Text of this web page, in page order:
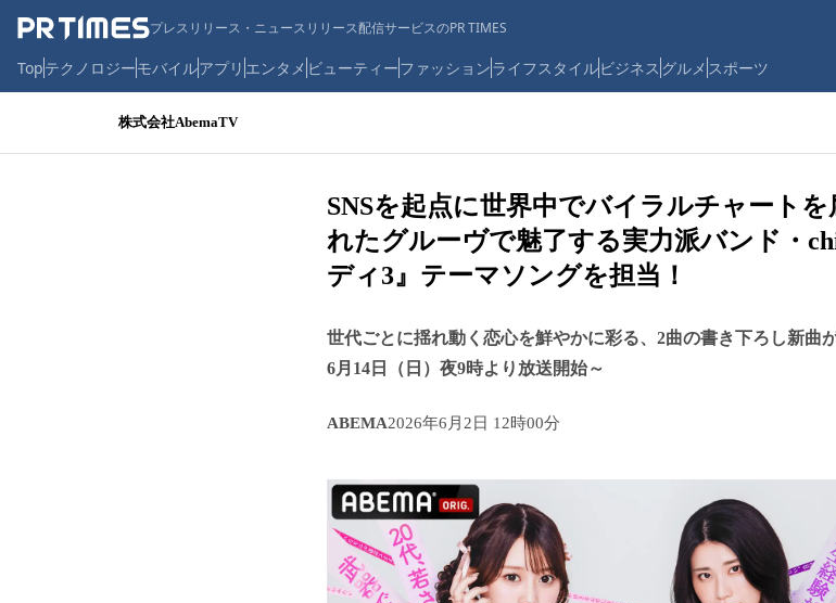
プレスリリース・ニュースリリース配信サービスのPR TIMES
Topテクノロジーモバイルアプリ エンタメ ビューティーファッションライフスタイルビジネス グルメ スポーツ
株式会社AbemaTV
SNSを起点に世界中でバイラルチャート
れたグルーヴで魅了する実力派バンド・
ディ3』テーマソングを担当！
世代ごとに揺れ動く恋心を鮮やかに彩る、2曲の書き下ろし新曲
6月14日（日）夜9時より放送開始～
ABEMA2026年6月2日 12時00分